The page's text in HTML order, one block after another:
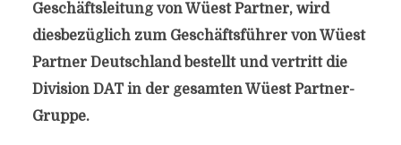
Geschäftsleitung von Wüest Partner, wird
diesbezüglich zum Geschäftsführer von Wüest
Partner Deutschland bestellt und vertritt die
Division DAT in der gesamten Wüest Partner-
Gruppe.